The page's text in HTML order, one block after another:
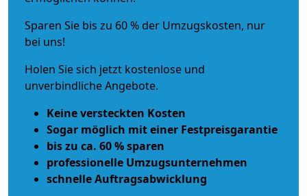
Sparen Sie bis zu 60 % der Umzugskosten, nur
bei uns!
Holen Sie sich jetzt kostenlose und
unverbindliche Angebote.
Keine versteckten Kosten
Sogar möglich mit einer Festpreisgarantie
bis zu ca. 60 % sparen
professionelle Umzugsunternehmen
schnelle Auftragsabwicklung